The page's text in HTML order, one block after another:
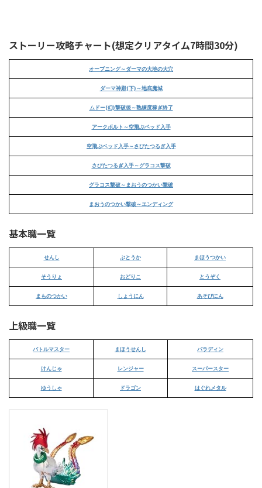
ストーリー攻略チャート(想定クリアタイム7時間30分)
オープニング～ダーマの大地の大穴
ダーマ神殿(下)～地底魔城
ムドー(幻)撃破後～熟練度稼ぎ終了
アークボルト～空飛ぶベッド入手
空飛ぶベッド入手～さびたつるぎ入手
さびたつるぎ入手～グラコス撃破
グラコス撃破～まおうのつかい撃破
まおうのつかい撃破～エンディング
基本職一覧
せんし ぶとうか まほうつかい
そうりょ おどりこ とうぞく
まものつかい しょうにん あそびにん
上級職一覧
バトルマスター まほうせんし パラディン
けんじゃ レンジャー スーパースター
ゆうしゃ ドラゴン はぐれメタル